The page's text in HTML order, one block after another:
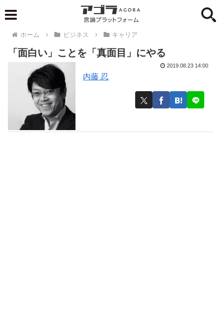
ホーム ビジネス キャリア
「面白い」ことを「真面目」にやる
内藤 忍
2019.08.23 14:00